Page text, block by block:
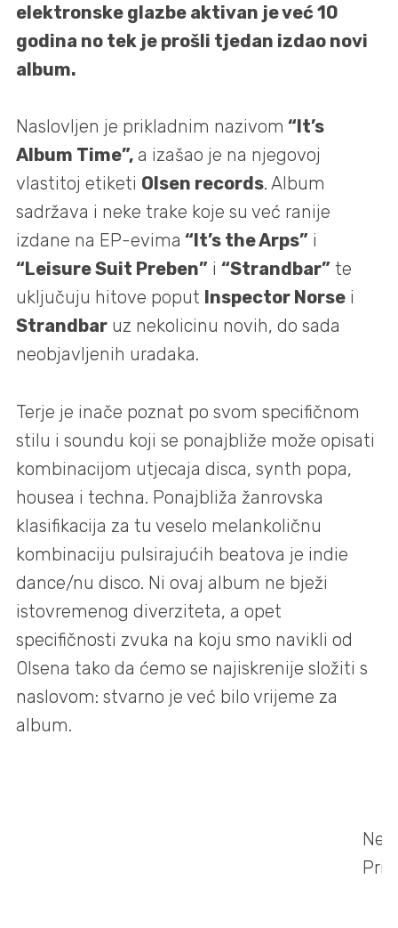
elektronske glazbe aktivan je već 10
godina no tek je prošli tjedan izdao novi
album.
Naslovljen je prikladnim nazivom “It’s
Album Time”, a izašao je na njegovoj
vlastitoj etiketi Olsen records. Album
sadržava i neke trake koje su već ranije
izdane na EP-evima “It’s the Arps” i
“Leisure Suit Preben” i “Strandbar” te
uključuju hitove poput Inspector Norse i
Strandbar uz nekolicinu novih, do sada
neobjavljenih uradaka.
Terje je inače poznat po svom specifičnom
stilu i soundu koji se ponajbliže može opisati
kombinacijom utjecaja disca, synth popa,
housea i techna. Ponajbliža žanrovska
klasifikacija za tu veselo melankoličnu
kombinaciju pulsirajućih beatova je indie
dance/nu disco. Ni ovaj album ne bježi
istovremenog diverziteta, a opet
specifičnosti zvuka na koju smo navikli od
Olsena tako da ćemo se najiskrenije složiti s
naslovom: stvarno je već bilo vrijeme za
album.